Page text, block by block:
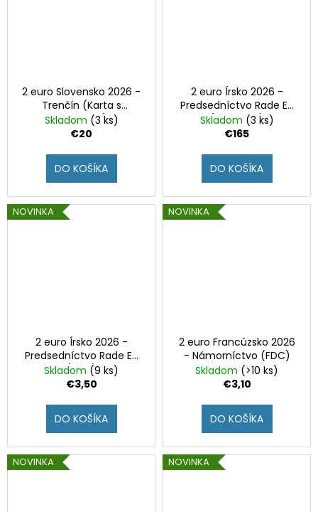
2 euro Slovensko 2026 -
Trenčín (Karta s
medailou)
Skladom (3 ks)
€20
DO KOŠÍKA
2 euro Írsko 2026 -
Predsedníctvo Rade EÚ
(Proof set)
Skladom (3 ks)
€165
DO KOŠÍKA
NOVINKA
2 euro Írsko 2026 -
Predsedníctvo Rade EÚ
(UNC)
Skladom (9 ks)
€3,50
DO KOŠÍKA
NOVINKA
2 euro Francúzsko 2026
- Námorníctvo (FDC)
Skladom (>10 ks)
€3,10
DO KOŠÍKA
NOVINKA NOVINKA